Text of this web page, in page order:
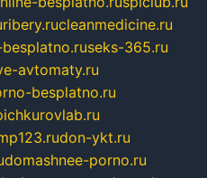
ribery.rucleanmedicine.ru
seks-365.ru
avtomaty.ru
besplatno.ru
don-ykt.ru
domashnee-porno.ru